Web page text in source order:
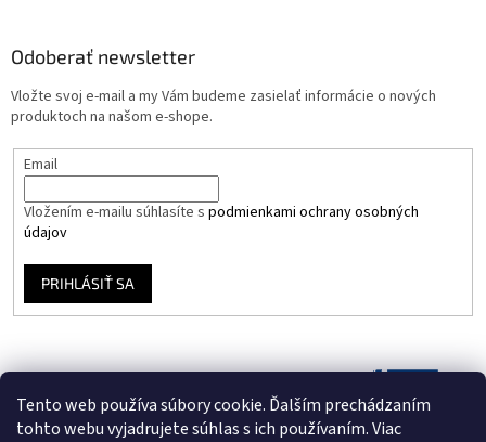
Tento web používa súbory cookie. Ďalším prechádzaním
tohto webu vyjadrujete súhlas s ich používaním. Viac
Odoberať newsletter
Vložte svoj e-mail a my Vám budeme zasielať informácie o nových
produktoch na našom e-shope.
Email
Vložením e-mailu súhlasíte s podmienkami ochrany osobných
údajov
PRIHLÁSIŤ SA